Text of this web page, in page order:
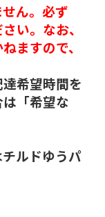
ん。必ず
い。なお、
ますので、
希望時間を
「希望な
ルドゆうパ